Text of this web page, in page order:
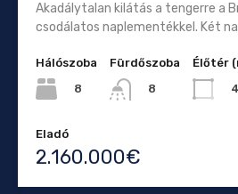
Akadálytalan kilátás a tengerre a
csodálatos naplementékkel. Két
Hálószoba
8
Fürdőszoba
8
Élőtér
Eladó
2.160.000€